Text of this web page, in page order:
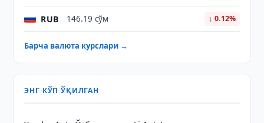
RUB 146.19 сўм ↓ 0.12%
Барча валюта курслари →
ЭНГ КЎП ЎҚИЛГАН